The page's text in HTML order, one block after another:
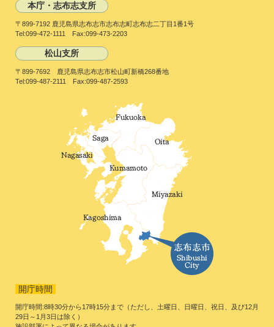
本庁・志布志支所
〒899-7192 鹿児島県志布志市志布志町志布志二丁目1番1号
Tel:099-472-1111 Fax:099-473-2203
松山支所
〒899-7692 鹿児島県志布志市松山町新橋268番地
Tel:099-487-2111 Fax:099-487-2593
開庁時間
開庁時間:8時30分から17時15分まで（ただし、土曜日、日曜日、祝日、及び12月
29日～1月3日は除く）